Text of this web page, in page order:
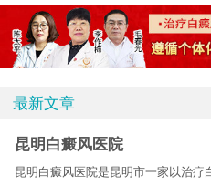
最新文章
昆明白癜风医院
昆明白癜风医院是昆明市一家以治疗